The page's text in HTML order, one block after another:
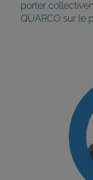
porter
QUARCO sur le